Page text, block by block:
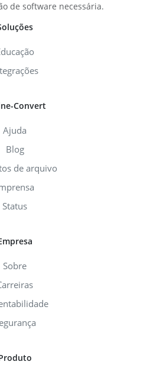
de software necessária.
Convert
Ajuda
Blog
de arquivo
Status
Sobre